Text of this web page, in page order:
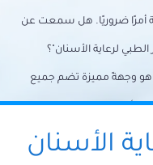
أمرًا ضروريًا. هل سمعت عن
الطبي لرعاية الأسنان"؟
هو وجهةً مميزة تضم جميع
الأسنان تحت سقف واحد،
لك حلاً شاملًا لجميع
الأسنان